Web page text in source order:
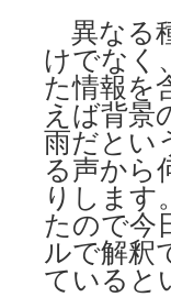
異なる
けでなく
た情報を
えば背景
雨だとい
る声から
りします
たので今
ルで解釈
ていると